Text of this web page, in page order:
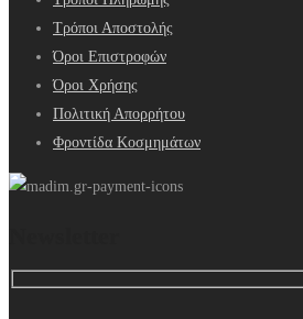
Τρόποι Αποστολής
Όροι Επιστροφών
Όροι Χρήσης
Πολιτική Απορρήτου
Φροντίδα Κοσμημάτων